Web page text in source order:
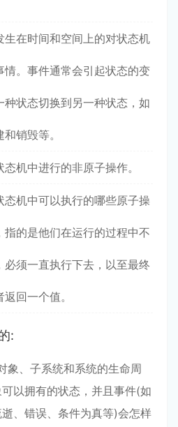
生在时间和空间上的对状态机
情。事件通常会引起状态的变
种状态切换到另一种状态，如
销毁等。
机中进行的非原子操作。
态机中可以执行的哪些原子操
指的是他们在运行的过程中不
必须一直执行下去，以至最终
回一个值。
:
象、子系统和系统的生命周
以拥有的状态，并且事件(如
、错误、条件为真等)会怎样